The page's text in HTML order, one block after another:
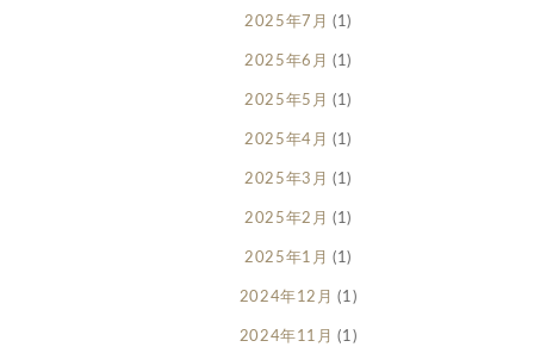
2025年7月 (1)
2025年6月 (1)
2025年5月 (1)
2025年4月 (1)
2025年3月 (1)
2025年2月 (1)
2025年1月 (1)
2024年12月 (1)
2024年11月 (1)